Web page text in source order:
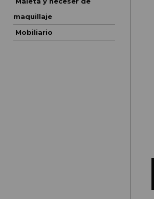
maquillaje
Mobiliario